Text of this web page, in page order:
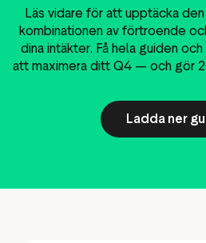
Läs vidare för att upptäcka
kombinationen av förtroende
dina intäkter. Få hela guiden
att maximera ditt Q4 — och gör
Ladda ner